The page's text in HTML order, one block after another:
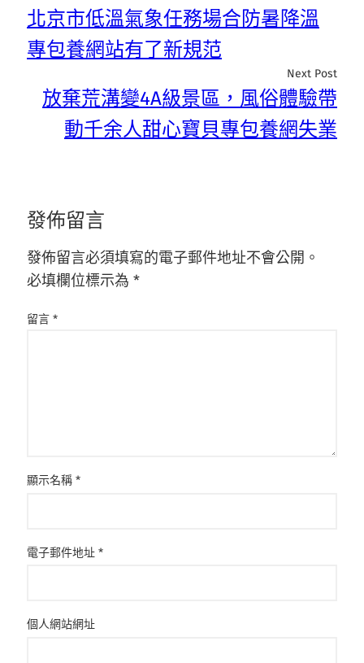
北京市低溫氣象任務場合防暑降溫
專包養網站有了新規范
Next Post
放棄荒溝變4A級景區，風俗體驗帶
動千余人甜心寶貝專包養網失業
發佈留言
發佈留言必須填寫的電子郵件地址不會公開。
必填欄位標示為 *
留言 *
顯示名稱 *
電子郵件地址 *
個人網站網址